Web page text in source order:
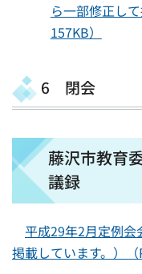
ら一部修正し
157KB）
6 閉会
藤沢市教育
議録
平成29年2月定例会
掲載しています。）（